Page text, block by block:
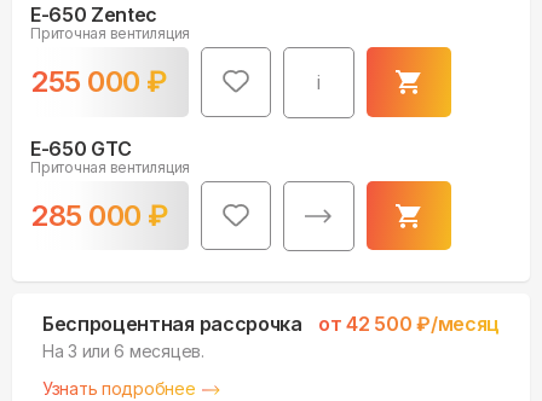
E-650 Zentec
Приточная вентиляция
255 000 ₽ i
E-650 GTC
Приточная вентиляция
285 000 ₽
Беспроцентная рассрочка от42 500 ₽/месяц
На 3 или 6 месяцев.
Узнать подробнее